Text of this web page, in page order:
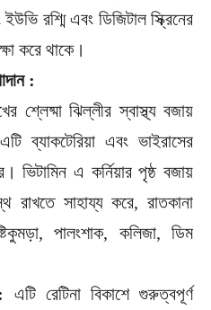
রশ্মি এবং ডিজিটাল স্ক্রিনের
করে থাকে।
:
শ্লেষ্মা ঝিল্লীর স্বাস্থ্য বজায়
ব্যাকটেরিয়া এবং ভাইরাসের
ভিটামিন এ কর্নিয়ার পৃষ্ঠ বজায়
রাখতে সাহায্য করে, রাতকানা
পালংশাক, কলিজা, ডিম
এটি রেটিনা বিকাশে গুরুত্বপূর্ণ